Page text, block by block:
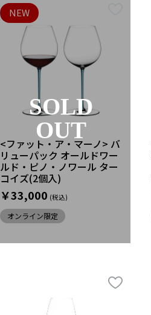
<ファット・ア・マーノ> バ
リューパック オールドワー
ルド・ピノ・ノワール ター
コイズ(2個入)
￥33,000
NEW
オンライン限定
SOLD
OUT